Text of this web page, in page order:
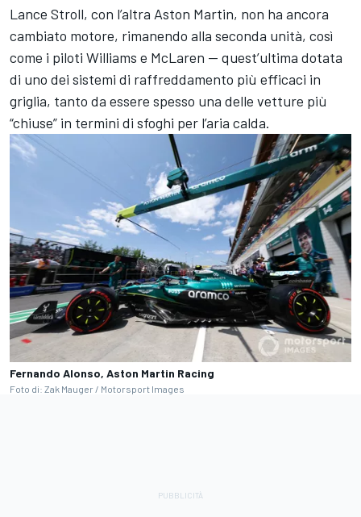
Lance Stroll, con l’altra Aston Martin, non ha ancora
cambiato motore, rimanendo alla seconda unità, così
come i piloti Williams e McLaren — quest’ultima dotata
di uno dei sistemi di raffreddamento più efficaci in
griglia, tanto da essere spesso una delle vetture più
“chiuse” in termini di sfoghi per l’aria calda.
Fernando Alonso, Aston Martin Racing
Foto di: Zak Mauger / Motorsport Images